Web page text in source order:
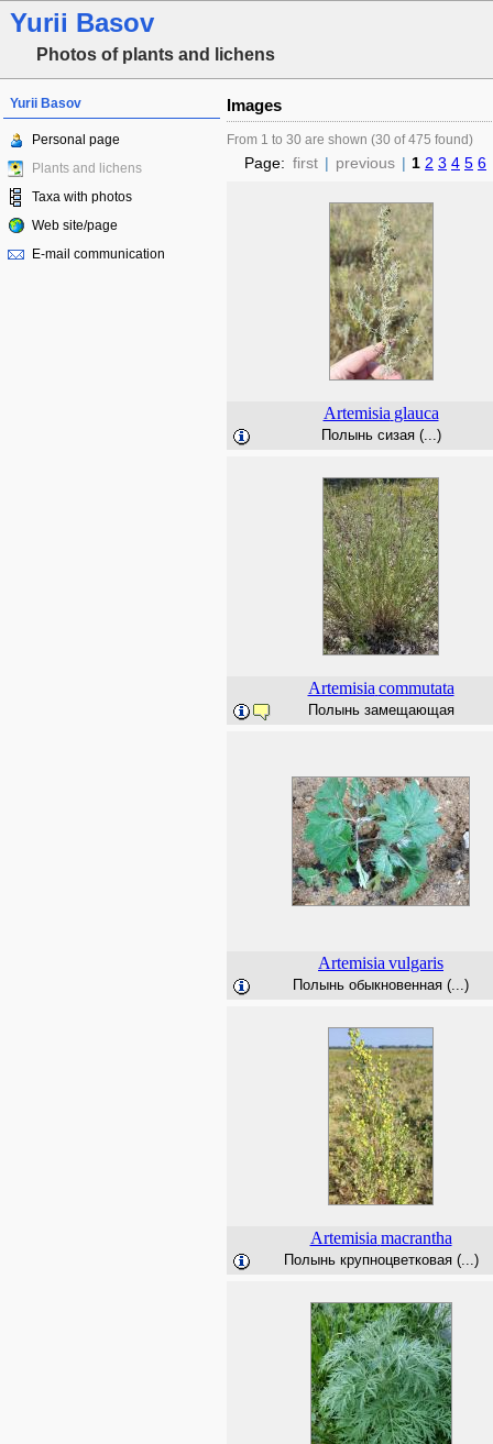
Yurii Basov
Photos of plants and lichens
Yurii Basov
Personal page
Plants and lichens
Taxa with photos
Web site/page
E-mail communication
Images
From 1 to 30 are shown (30 of 475 found)
Page: first | previous | 1 2 3 4 5 6
Artemisia glauca
Полынь сизая (...)
Artemisia commutata
Полынь замещающая
Artemisia vulgaris
Полынь обыкновенная (...)
Artemisia macrantha
Полынь крупноцветковая (...)